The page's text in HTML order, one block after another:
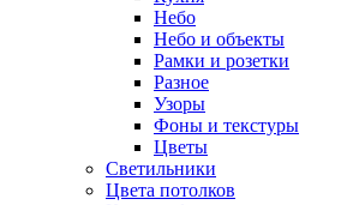
Небо
Небо и объекты
Рамки и розетки
Разное
Узоры
Фоны и текстуры
Цветы
Светильники
Цвета потолков